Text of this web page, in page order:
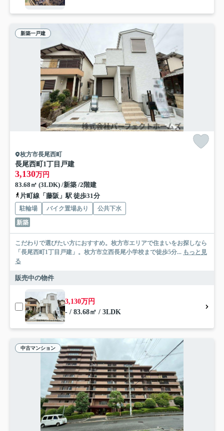
新築一戸建
枚方市長尾西町
長尾西町1丁目戸建
3,130万円
83.68㎡ (3LDK) /新築 /2階建
片町線「藤阪」駅 徒歩31分
駐輪場 バイク置場あり
公共下水
新築
こだわりで選びたい方におすすめ。枚方市エリアで住まいをお探しなら
「長尾西町1丁目戸建」。枚方市立西長尾小学校まで徒歩5分... もっと見
る
販売中の物件
3,130万円
- / 83.68㎡ / 3LDK
中古マンション